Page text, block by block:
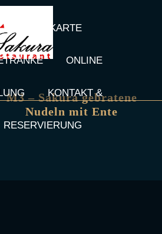
SPEISEKARTE
ONLINE
KONTAKT &
RESERVIERUNG
M3 – Sakura gebratene
Nudeln mit Ente